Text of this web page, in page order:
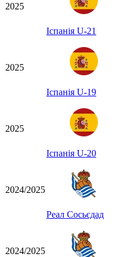
2025
Іспанія U-21
2025
Іспанія U-19
2025
Іспанія U-20
2024/2025
Реал Сосьєдад
2024/2025